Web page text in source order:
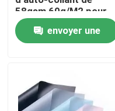
À la maison
À propos de nous
58gsm 60g/M2 pour
l'impression de Digital
envoyer une